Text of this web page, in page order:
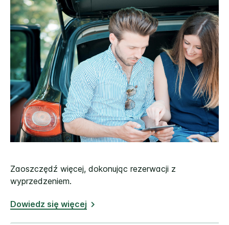
Zaoszczędź więcej, dokonując rezerwacji z
wyprzedzeniem.
Dowiedz się więcej